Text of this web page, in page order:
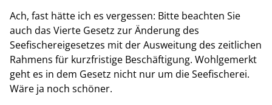
Ach, fast hätte ich es vergessen: Bitte beachten Sie
auch das Vierte Gesetz zur Änderung des
Seefischereigesetzes mit der Ausweitung des zeitlichen
Rahmens für kurzfristige Beschäftigung. Wohlgemerkt
geht es in dem Gesetz nicht nur um die Seefischerei.
Wäre ja noch schöner.